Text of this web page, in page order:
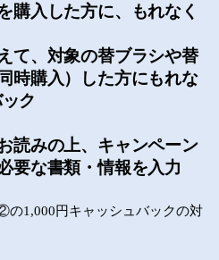
購入した方に、もれなく
て、対象の替ブラシや替
時購入）した方にもれな
ク
読みの上、キャンペーン
要な書類・情報を入力
1,000円キャッシュバックの対